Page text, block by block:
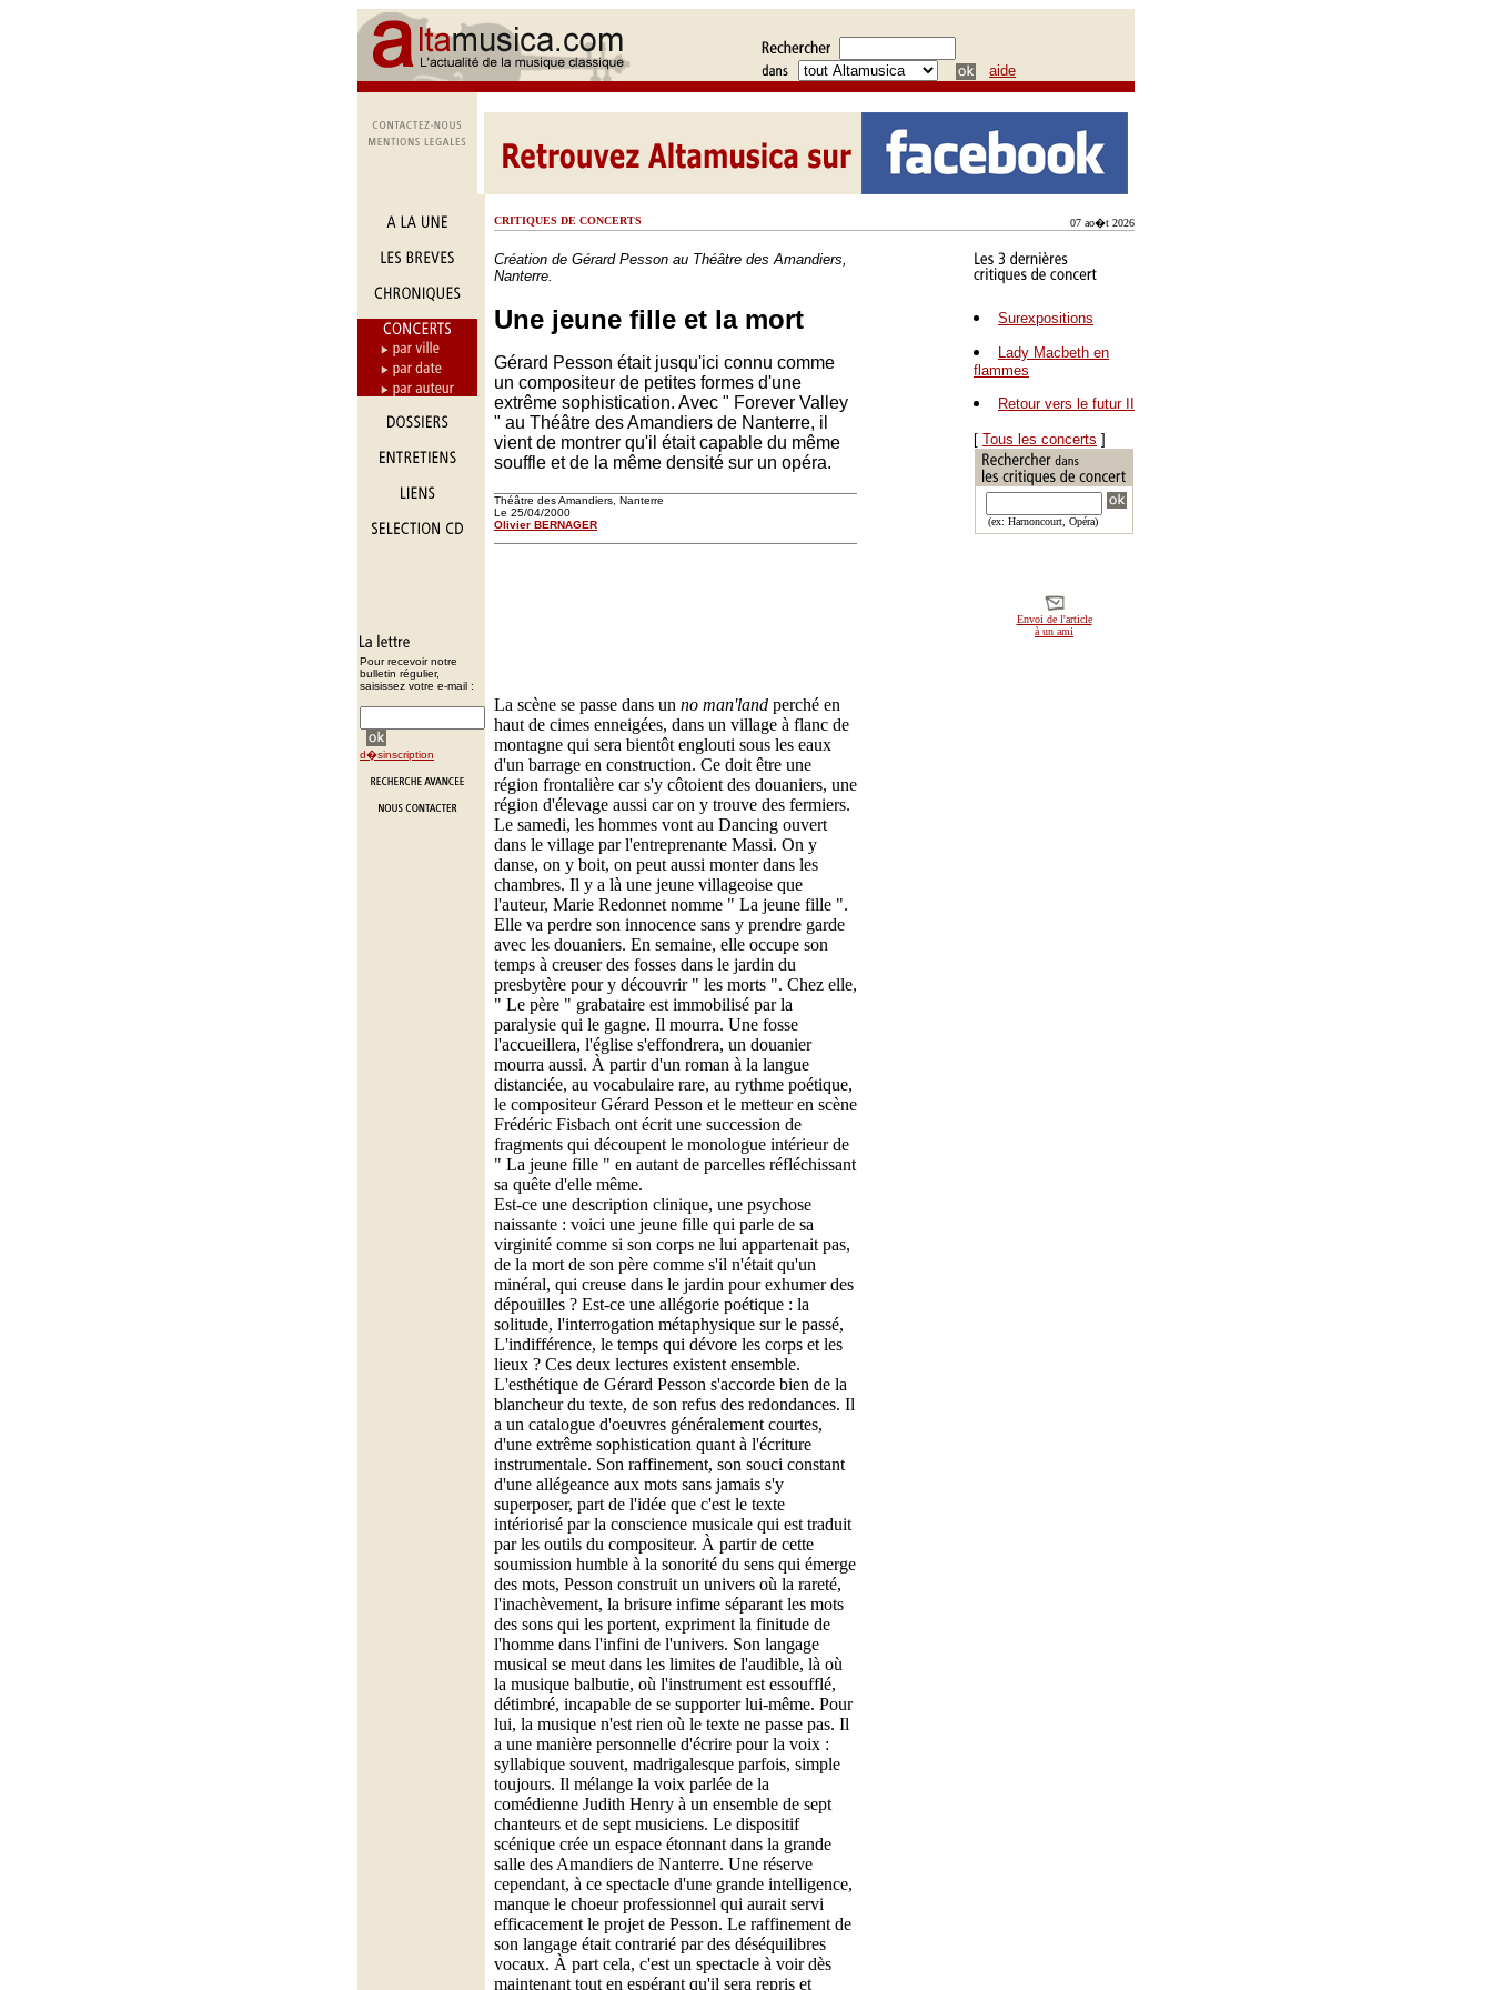
aide
Pour recevoir notre
bulletin régulier,
saisissez votre e-mail :
d�sinscription
CRITIQUES DE CONCERTS 07 ao�t 2026
Création de Gérard Pesson au Théâtre des Amandiers,
Nanterre.
Une jeune fille et la mort
Gérard Pesson était jusqu'ici connu comme
un compositeur de petites formes d'une
extrême sophistication. Avec " Forever Valley
" au Théâtre des Amandiers de Nanterre, il
vient de montrer qu'il était capable du même
souffle et de la même densité sur un opéra.
Théâtre des Amandiers, Nanterre
Le 25/04/2000
Olivier BERNAGER
Surexpositions
Lady Macbeth en
flammes
Retour vers le futur II
[ Tous les concerts ]
(ex: Harnoncourt, Opéra)
Envoi de l'article
à un ami
La scène se passe dans un no man'land perché en
haut de cimes enneigées, dans un village à flanc de
montagne qui sera bientôt englouti sous les eaux
d'un barrage en construction. Ce doit être une
région frontalière car s'y côtoient des douaniers, une
région d'élevage aussi car on y trouve des fermiers.
Le samedi, les hommes vont au Dancing ouvert
dans le village par l'entreprenante Massi. On y
danse, on y boit, on peut aussi monter dans les
chambres. Il y a là une jeune villageoise que
l'auteur, Marie Redonnet nomme " La jeune fille ".
Elle va perdre son innocence sans y prendre garde
avec les douaniers. En semaine, elle occupe son
temps à creuser des fosses dans le jardin du
presbytère pour y découvrir " les morts ". Chez elle,
" Le père " grabataire est immobilisé par la
paralysie qui le gagne. Il mourra. Une fosse
l'accueillera, l'église s'effondrera, un douanier
mourra aussi. À partir d'un roman à la langue
distanciée, au vocabulaire rare, au rythme poétique,
le compositeur Gérard Pesson et le metteur en scène
Frédéric Fisbach ont écrit une succession de
fragments qui découpent le monologue intérieur de
" La jeune fille " en autant de parcelles réfléchissant
sa quête d'elle même.
Est-ce une description clinique, une psychose
naissante : voici une jeune fille qui parle de sa
virginité comme si son corps ne lui appartenait pas,
de la mort de son père comme s'il n'était qu'un
minéral, qui creuse dans le jardin pour exhumer des
dépouilles ? Est-ce une allégorie poétique : la
solitude, l'interrogation métaphysique sur le passé,
L'indifférence, le temps qui dévore les corps et les
lieux ? Ces deux lectures existent ensemble.
L'esthétique de Gérard Pesson s'accorde bien de la
blancheur du texte, de son refus des redondances. Il
a un catalogue d'oeuvres généralement courtes,
d'une extrême sophistication quant à l'écriture
instrumentale. Son raffinement, son souci constant
d'une allégeance aux mots sans jamais s'y
superposer, part de l'idée que c'est le texte
intériorisé par la conscience musicale qui est traduit
par les outils du compositeur. À partir de cette
soumission humble à la sonorité du sens qui émerge
des mots, Pesson construit un univers où la rareté,
l'inachèvement, la brisure infime séparant les mots
des sons qui les portent, expriment la finitude de
l'homme dans l'infini de l'univers. Son langage
musical se meut dans les limites de l'audible, là où
la musique balbutie, où l'instrument est essoufflé,
détimbré, incapable de se supporter lui-même. Pour
lui, la musique n'est rien où le texte ne passe pas. Il
a une manière personnelle d'écrire pour la voix :
syllabique souvent, madrigalesque parfois, simple
toujours. Il mélange la voix parlée de la
comédienne Judith Henry à un ensemble de sept
chanteurs et de sept musiciens. Le dispositif
scénique crée un espace étonnant dans la grande
salle des Amandiers de Nanterre. Une réserve
cependant, à ce spectacle d'une grande intelligence,
manque le choeur professionnel qui aurait servi
efficacement le projet de Pesson. Le raffinement de
son langage était contrarié par des déséquilibres
vocaux. À part cela, c'est un spectacle à voir dès
maintenant tout en espérant qu'il sera repris et